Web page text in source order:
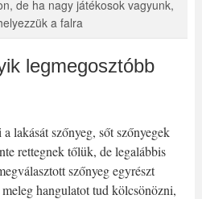
de ha nagy játékosok vagyunk,
a falra
legmegosztóbb
lakását szőnyeg, sőt szőnyegek
rettegnek tőlük, de legalábbis
szőnyeg egyrészt
meleg hangulatot tud kölcsönözni,